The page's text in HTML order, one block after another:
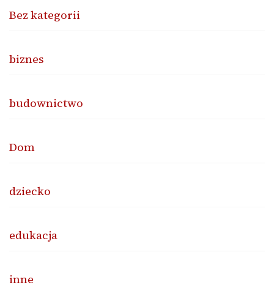
Bez kategorii
biznes
budownictwo
Dom
dziecko
edukacja
inne